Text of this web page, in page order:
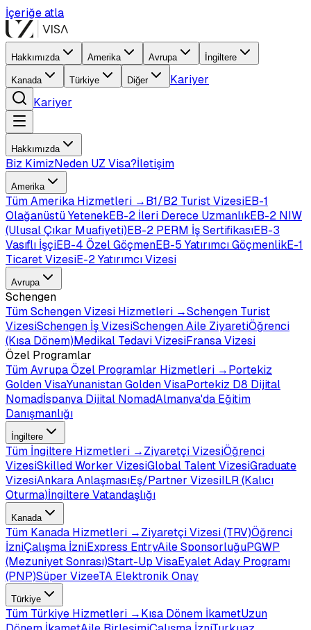
İçeriğe atla
Hakkımızda Amerika Avrupa İngiltere
Kanada Türkiye Diğer
Kariyer
Kariyer
Hakkımızda
Biz KimizNeden UZ Visa?İletişim
Amerika
TümAmerika Hizmetleri →B1/B2 Turist VizesiEB-1
Olağanüstü YetenekEB-2 İleri Derece UzmanlıkEB-2 NIW
(Ulusal Çıkar Muafiyeti)EB-2 PERM İş SertifikasıEB-3
Vasıflı İşçiEB-4 Özel GöçmenEB-5 Yatırımcı GöçmenlikE-1
Ticaret VizesiE-2 Yatırımcı Vizesi
Avrupa
Schengen
TümSchengen Vizesi Hizmetleri →Schengen Turist
VizesiSchengen İş VizesiSchengen Aile ZiyaretiÖğrenci
(Kısa Dönem)Medikal Tedavi VizesiFransa Vizesi
Özel Programlar
TümAvrupa Özel Programlar Hizmetleri →Portekiz
Golden VisaYunanistan Golden VisaPortekiz D8 Dijital
Nomadİspanya Dijital NomadAlmanya'da Eğitim
Danışmanlığı
İngiltere
Tüm İngiltere Hizmetleri →Ziyaretçi VizesiÖğrenci
VizesiSkilled Worker VizesiGlobal Talent VizesiGraduate
VizesiAnkara AnlaşmasıEş/Partner VizesiILR (Kalıcı
Oturma)İngiltere Vatandaşlığı
Kanada
Tüm Kanada Hizmetleri →Ziyaretçi Vizesi (TRV)Öğrenci
İzniÇalışma İzniExpress EntryAile SponsorluğuPGWP
(Mezuniyet Sonrası)Start-Up VisaEyalet Aday Programı
(PNP)Süper VizeeTA Elektronik Onay
Türkiye
Tüm Türkiye Hizmetleri →Kısa Dönem İkametUzun